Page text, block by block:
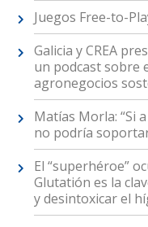
Juegos Free-to-
Galicia y CREA
un podcast sobre
agronegocios
Matías Morla: “Si
no podría
El “superhéroe”
Glutatión es la
y desintoxicar el